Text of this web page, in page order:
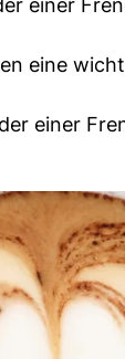
einer
eine
einer